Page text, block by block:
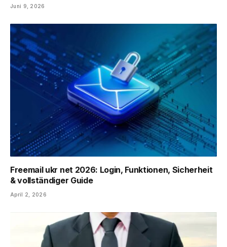
Juni 9, 2026
Freemail ukr net 2026: Login, Funktionen, Sicherheit
& vollständiger Guide
April 2, 2026